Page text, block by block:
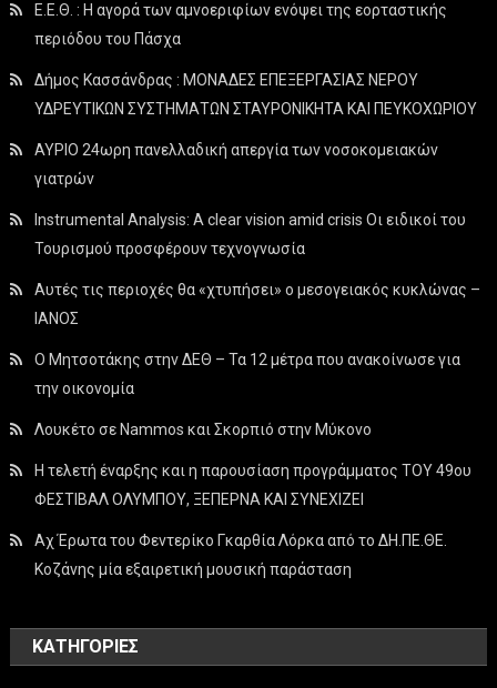
Ε.Ε.Θ. : Η αγορά των αμνοεριφίων ενόψει της εορταστικής
περιόδου του Πάσχα
Δήμος Κασσάνδρας : ΜΟΝΑΔΕΣ ΕΠΕΞΕΡΓΑΣΙΑΣ ΝΕΡΟΥ
ΥΔΡΕΥΤΙΚΩΝ ΣΥΣΤΗΜΑΤΩΝ ΣΤΑΥΡΟΝΙΚΗΤΑ ΚΑΙ ΠΕΥΚΟΧΩΡΙΟΥ
ΑΥΡΙΟ 24ωρη πανελλαδική απεργία των νοσοκομειακών
γιατρών
Instrumental Analysis: A clear vision amid crisis Οι ειδικοί του
Τουρισμού προσφέρουν τεχνογνωσία
Αυτές τις περιοχές θα «χτυπήσει» ο μεσογειακός κυκλώνας –
ΙΑΝΟΣ
Ο Μητσοτάκης στην ΔΕΘ – Τα 12 μέτρα που ανακοίνωσε για
την οικονομία
Λουκέτο σε Nammos και Σκορπιό στην Μύκονο
Η τελετή έναρξης και η παρουσίαση προγράμματος ΤΟΥ 49ου
ΦΕΣΤΙΒΑΛ ΟΛΥΜΠΟΥ, ΞΕΠΕΡΝΑ ΚΑΙ ΣΥΝΕΧΙΖΕΙ
Αχ Έρωτα του Φεντερίκο Γκαρθία Λόρκα από το ΔΗ.ΠΕ.ΘΕ.
Κοζάνης μία εξαιρετική μουσική παράσταση
KΑΤΗΓΟΡΊΕΣ